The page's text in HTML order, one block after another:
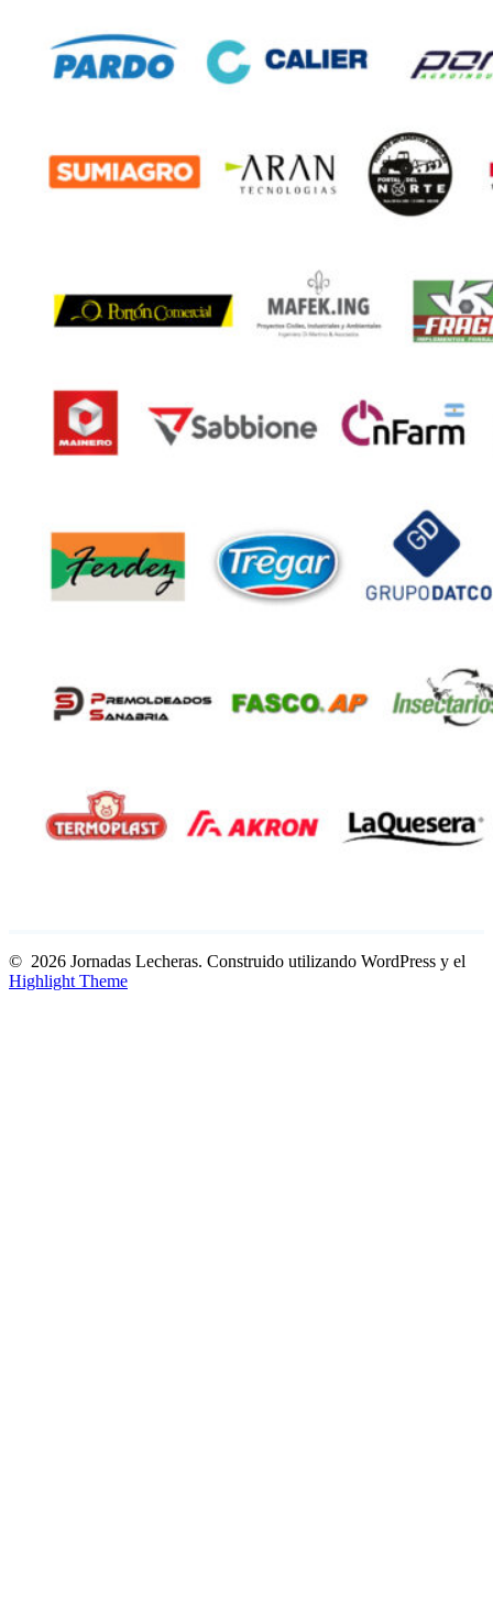
© 2026 Jornadas Lecheras. Construido utilizando WordPress y el
Highlight Theme